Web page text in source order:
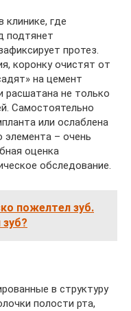
клинике, где
подтянет
протез.
коронку очистят от
на цемент
расшатана не только
Самостоятельно
или ослаблена
элемента – очень
оценка
обследование.
пожелтел зуб.
в структуру
полости рта,